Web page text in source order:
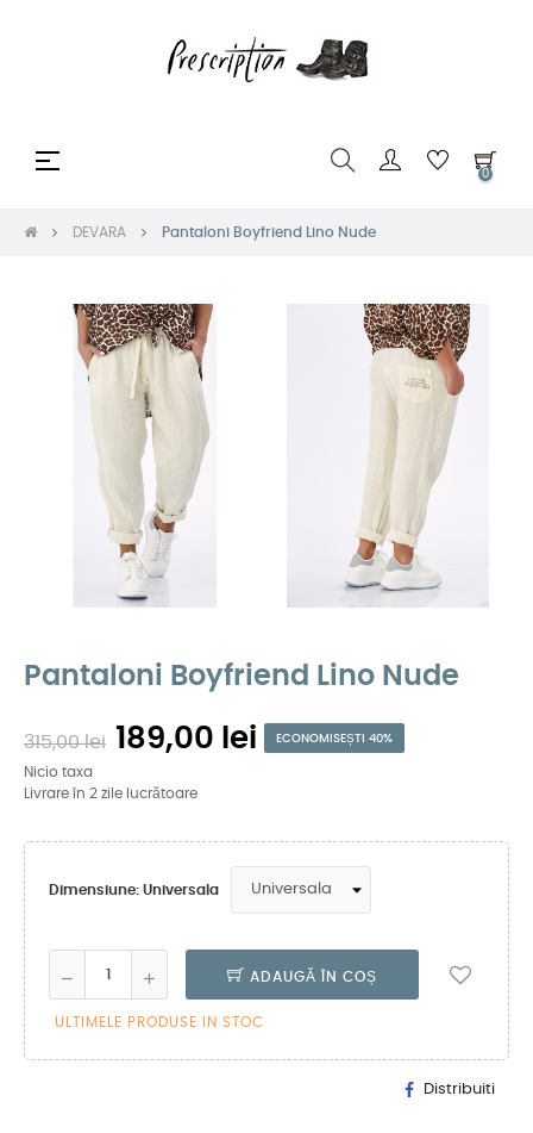
Toggle
☰
0
DEVARA Pantaloni Boyfriend Lino Nude
Pantaloni Boyfriend Lino Nude
315,00 lei 189,00 lei ECONOMISEȘTI 40%
Nicio taxa
Livrare în 2 zile lucrătoare
Dimensiune: Universala
ADAUGĂ ÎN COȘ
ULTIMELE PRODUSE IN STOC
Distribuiti